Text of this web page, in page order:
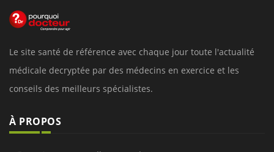
Le site santé de référence avec chaque jour toute l'actualité
médicale decryptée par des médecins en exercice et les
conseils des meilleurs spécialistes.
À PROPOS